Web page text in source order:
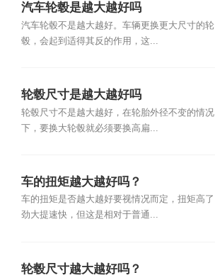
汽车轮毂是越大越好吗
汽车轮毂不是越大越好。车辆更换更大尺寸的轮
毂，会起到适得其反的作用，这...
轮毂尺寸是越大越好吗
轮毂尺寸不是越大越好，在轮胎外径不变的情况
下，要换大轮毂就必须要换高扁...
车的扭矩越大越好吗？
车的扭矩是否越大越好要视情况而定，扭矩高了
劲大提速快，但这是相对于普通...
轮毂尺寸越大越好吗？